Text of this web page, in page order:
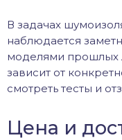
В задачах
наблюдается
моделями прошлых
зависит от
смотреть тесты и
Цена и